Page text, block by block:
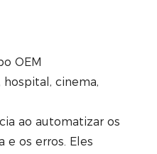
OEM
hospital, cinema,
ao automatizar os
os erros. Eles